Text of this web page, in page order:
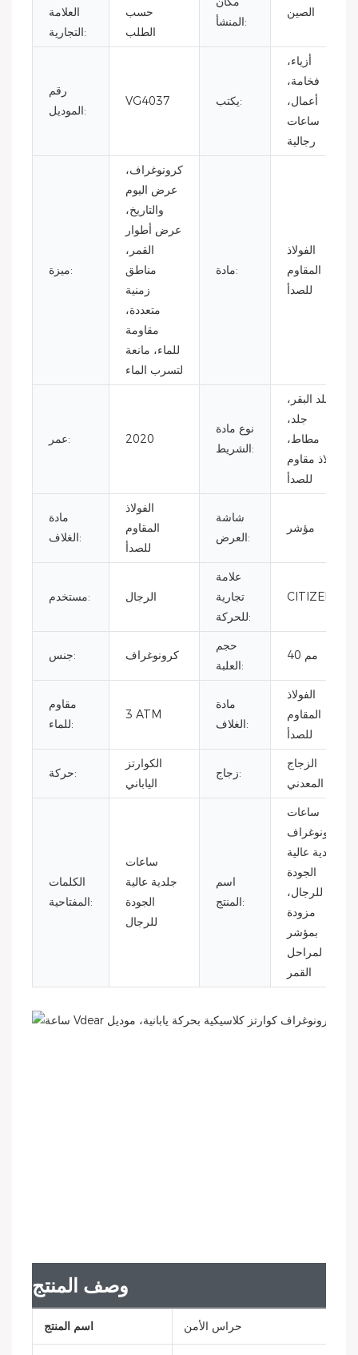
العلامة
التجارية:
حسب
الطلب
المنشأ:
الصين
رقم
الموديل:
VG4037 يكتب:
أزياء،
فخامة،
أعمال،
ساعات
رجالية
ميزة:
كرونوغراف،
عرض اليوم
والتاريخ،
عرض أطوار
القمر،
مناطق
زمنية
متعددة،
مقاومة
للماء، مانعة
لتسرب الماء
مادة:
الفولاذ
المقاوم
للصدأ
عمر: 2020
نوع مادة
الشريط:
جلد البقر،
جلد،
مطاط،
فولاذ مقاوم
للصدأ
مادة
الغلاف:
الفولاذ
المقاوم
للصدأ
شاشة
العرض:
مؤشر
مستخدم: الرجال
علامة
تجارية
للحركة:
CITIZEN
جنس: كرونوغراف
حجم
العلبة:
40 مم
مقاوم
للماء:
3 ATM
مادة
الغلاف:
الفولاذ
المقاوم
للصدأ
حركة:
الكوارتز
الياباني
زجاج:
الزجاج
المعدني
الكلمات
المفتاحية:
ساعات
جلدية عالية
الجودة
للرجال
اسم
المنتج:
ساعات
كرونوغراف
جلدية عالية
الجودة
للرجال،
مزودة
بمؤشر
لمراحل
القمر
وصف المنتج
اسم المنتج حراس الأمن